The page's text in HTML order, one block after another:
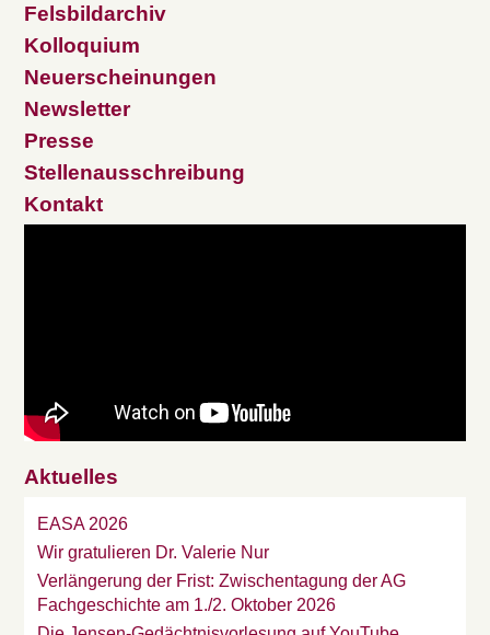
Felsbildarchiv
Kolloquium
Neuerscheinungen
Newsletter
Presse
Stellenausschreibung
Kontakt
Aktuelles
EASA 2026
Wir gratulieren Dr. Valerie Nur
Verlängerung der Frist: Zwischentagung der AG
Fachgeschichte am 1./2. Oktober 2026